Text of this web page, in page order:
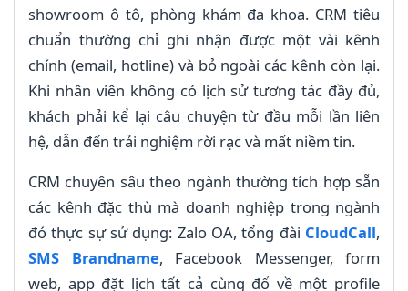
showroom ô tô, phòng khám đa khoa. CRM tiêu
chuẩn thường chỉ ghi nhận được một vài kênh
chính (email, hotline) và bỏ ngoài các kênh còn lại.
Khi nhân viên không có lịch sử tương tác đầy đủ,
khách phải kể lại câu chuyện từ đầu mỗi lần liên
hệ, dẫn đến trải nghiệm rời rạc và mất niềm tin.
CRM chuyên sâu theo ngành thường tích hợp sẵn
các kênh đặc thù mà doanh nghiệp trong ngành
đó thực sự sử dụng: Zalo OA, tổng đài CloudCall,
SMS Brandname, Facebook Messenger, form
web, app đặt lịch tất cả cùng đổ về một profile